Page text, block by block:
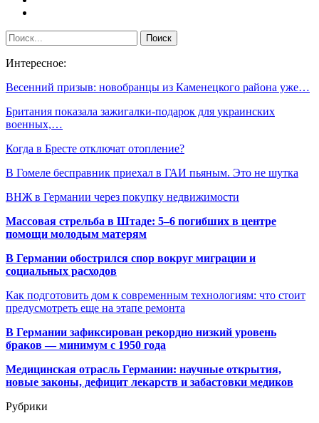
Интересное:
Весенний призыв: новобранцы из Каменецкого района уже…
Британия показала зажигалки-подарок для украинских
военных,…
Когда в Бресте отключат отопление?
В Гомеле бесправник приехал в ГАИ пьяным. Это не шутка
ВНЖ в Германии через покупку недвижимости
Массовая стрельба в Штаде: 5–6 погибших в центре
помощи молодым матерям
В Германии обострился спор вокруг миграции и
социальных расходов
Как подготовить дом к современным технологиям: что стоит
предусмотреть еще на этапе ремонта
В Германии зафиксирован рекордно низкий уровень
браков — минимум с 1950 года
Медицинская отрасль Германии: научные открытия,
новые законы, дефицит лекарств и забастовки медиков
Рубрики